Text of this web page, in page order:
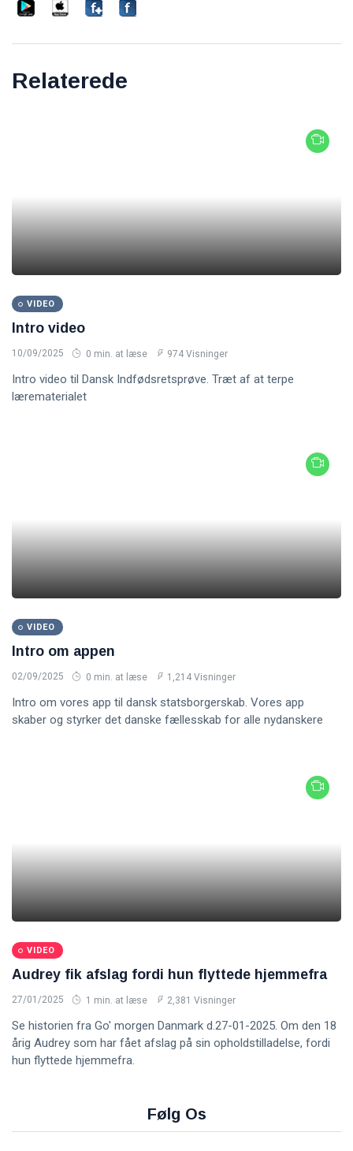
Relaterede
VIDEO
Intro video
10/09/2025 0 min. at læse 974 Visninger
Intro video til Dansk Indfødsretsprøve. Træt af at terpe
lærematerialet
VIDEO
Intro om appen
02/09/2025 0 min. at læse 1,214 Visninger
Intro om vores app til dansk statsborgerskab. Vores app
skaber og styrker det danske fællesskab for alle nydanskere
VIDEO
Audrey fik afslag fordi hun flyttede hjemmefra
27/01/2025 1 min. at læse 2,381 Visninger
Se historien fra Go' morgen Danmark d.27-01-2025. Om den 18
årig Audrey som har fået afslag på sin opholdstilladelse, fordi
hun flyttede hjemmefra.
Følg Os